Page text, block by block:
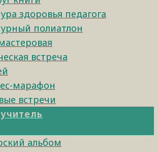
здоровья педагога
полиатлон
встреча
марафон
встречи
альбом